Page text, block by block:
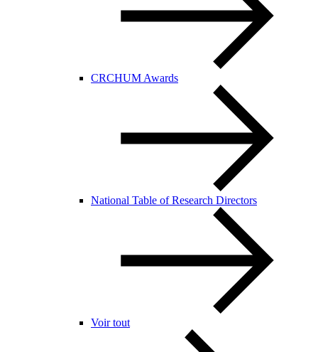
CRCHUM Awards
National Table of Research Directors
Voir tout